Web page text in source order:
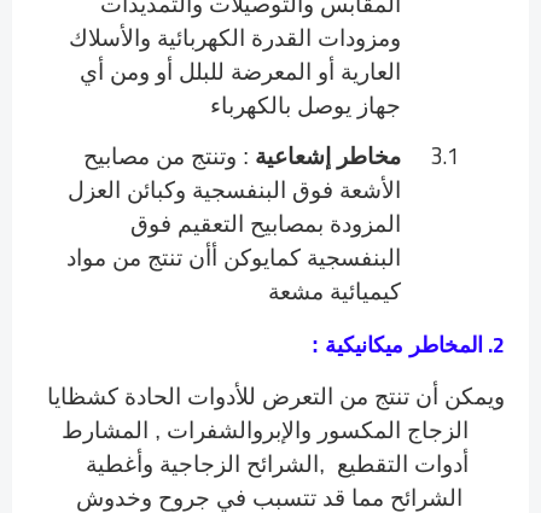
ومزودات القدرة الكهربائية والأسلاك
العارية أو المعرضة للبلل أو ومن أي
جهاز يوصل بالكهرباء
3.1 مخاطر إشعاعية : وتنتج من مصابيح
الأشعة فوق البنفسجية وكبائن العزل
المزودة بمصابيح التعقيم فوق
البنفسجية كمايوكن أأن تنتج من مواد
كيميائية مشعة
2. المخاطر ميكانيكية :
ويمكن أن تنتج من التعرض للأدوات الحادة كشظايا
الزجاج المكسور والإبروالشفرات , المشارط
أدوات التقطيع , الشرائح الزجاجية وأغطية
الشرائح مما قد تتسبب في جروح وخدوش